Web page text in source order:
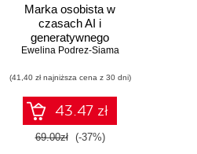
Marka osobista w
czasach AI i
generatywnego
wyszukiwania
Ewelina Podrez-Siama
(41,40 zł najniższa cena z 30 dni)
43.47 zł
69.00zł (-37%)